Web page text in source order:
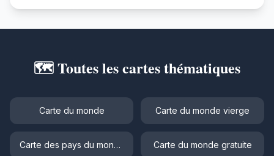
🗺️ Toutes les cartes thématiques
Carte du monde Carte du monde vierge
Carte des pays du monde Carte du monde gratuite